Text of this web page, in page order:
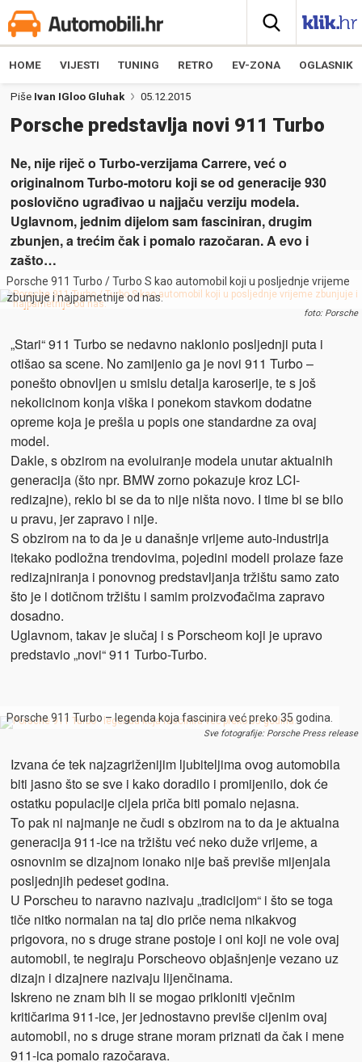
HOME VIJESTI TUNING RETRO EV-ZONA OGLASNIK
Piše Ivan IGloo Gluhak 05.12.2015
Porsche predstavlja novi 911 Turbo
Ne, nije riječ o Turbo-verzijama Carrere, već o
originalnom Turbo-motoru koji se od generacije 930
poslovično ugrađivao u najjaču verziju modela.
Uglavnom, jednim dijelom sam fasciniran, drugim
zbunjen, a trećim čak i pomalo razočaran. A evo i
zašto…
Porsche 911 Turbo / Turbo S kao automobil koji u posljednje vrijeme
zbunjuje i najpametnije od nas.
foto: Porsche
„Stari“ 911 Turbo se nedavno naklonio posljednji puta i
otišao sa scene. No zamijenio ga je novi 911 Turbo –
ponešto obnovljen u smislu detalja karoserije, te s još
nekolicinom konja viška i ponekom stavkom dodatne
opreme koja je prešla u popis one standardne za ovaj
model.
Dakle, s obzirom na evoluiranje modela unutar aktualnih
generacija (što npr. BMW zorno pokazuje kroz LCI-
redizajne), reklo bi se da to nije ništa novo. I time bi se bilo
u pravu, jer zapravo i nije.
S obzirom na to da je u današnje vrijeme auto-industrija
itekako podložna trendovima, pojedini modeli prolaze faze
redizajniranja i ponovnog predstavljanja tržištu samo zato
što je i dotičnom tržištu i samim proizvođačima zapravo
dosadno.
Uglavnom, takav je slučaj i s Porscheom koji je upravo
predstavio „novi“ 911 Turbo-Turbo.
Porsche 911 Turbo – legenda koja fascinira već preko 35 godina.
Sve fotografije: Porsche Press release
Izvana će tek najzagriženijim ljubiteljima ovog automobila
biti jasno što se sve i kako doradilo i promijenilo, dok će
ostatku populacije cijela priča biti pomalo nejasna.
To pak ni najmanje ne čudi s obzirom na to da je aktualna
generacija 911-ice na tržištu već neko duže vrijeme, a
osnovnim se dizajnom ionako nije baš previše mijenjala
posljednjih pedeset godina.
U Porscheu to naravno nazivaju „tradicijom“ i što se toga
tiče nitko normalan na taj dio priče nema nikakvog
prigovora, no s druge strane postoje i oni koji ne vole ovaj
automobil, te negiraju Porscheovo objašnjenje vezano uz
dizajn i dizajnere nazivaju lijenčinama.
Iskreno ne znam bih li se mogao prikloniti vječnim
kritičarima 911-ice, jer jednostavno previše cijenim ovaj
automobil, no s druge strane moram priznati da čak i mene
911-ica pomalo razočarava.